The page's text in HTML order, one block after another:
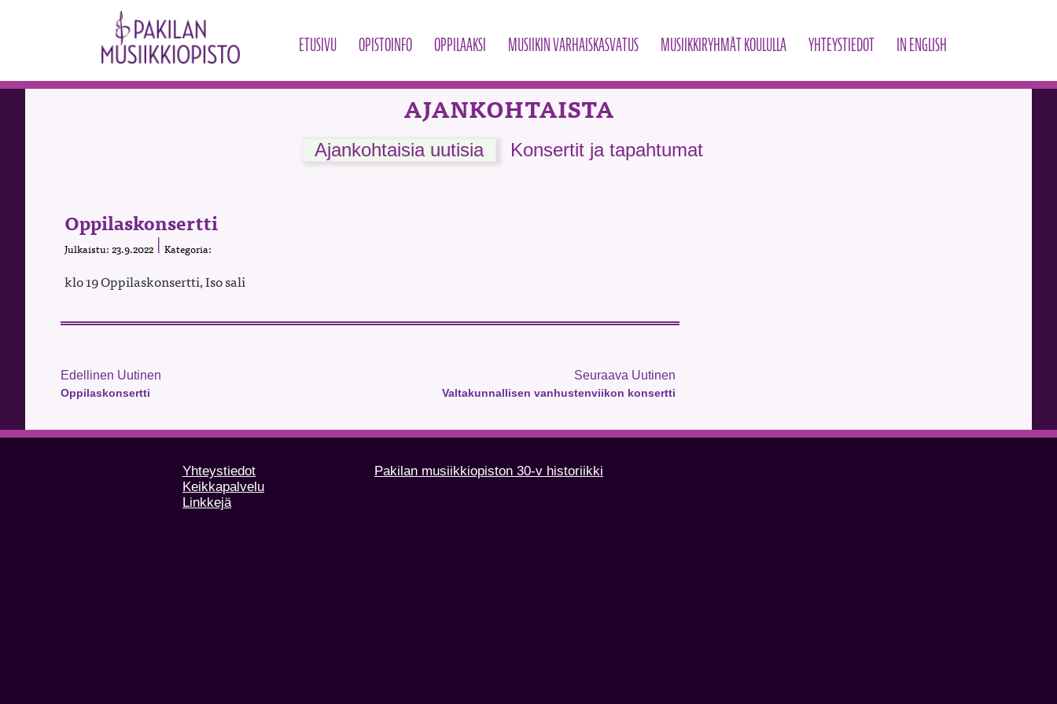
ETUSIVU OPISTOINFO OPPILAAKSI MUSIIKIN VARHAISKASVATUS MUSIIKKIRYHMÄT KOULULLA YHTEYSTIEDOT IN ENGLISH
AJANKOHTAISTA
Ajankohtaisia uutisia Konsertit ja tapahtumat
Oppilaskonsertti
Julkaistu: 23.9.2022 Kategoria:
klo 19 Oppilaskonsertti, Iso sali
Edellinen Uutinen
Oppilaskonsertti
Seuraava Uutinen
Valtakunnallisen vanhustenviikon konsertti
Yhteystiedot
Keikkapalvelu
Linkkejä
Pakilan musiikkiopiston 30-v historiikki